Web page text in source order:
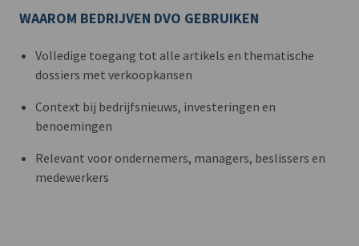
WAAROM BEDRIJVEN DVO GEBRUIKEN
Volledige toegang tot alle artikels en thematische
dossiers met verkoopkansen
Context bij bedrijfsnieuws, investeringen en
benoemingen
Relevant voor ondernemers, managers, beslissers en
medewerkers